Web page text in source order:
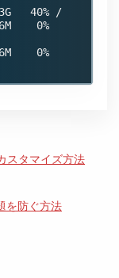
40% /
0%
0%
スタマイズ方法
を防ぐ方法